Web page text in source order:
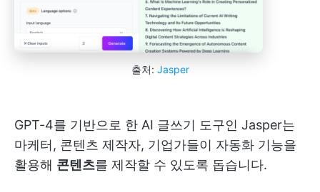
출처: Jasper
GPT-4를 기반으로 한 AI 글쓰기 도구인 Jasper는
마케터, 콘텐츠 제작자, 기업가들이 자동화 기능을
활용해 콘텐츠를 제작할 수 있도록 돕습니다.